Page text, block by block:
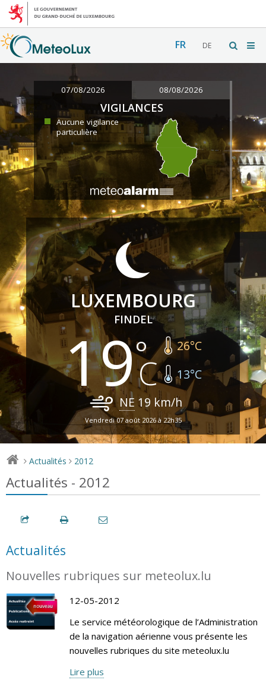
FR DE
07/08/2026 08/08/2026
VIGILANCES
Aucune vigilance
particulière
LUXEMBOURG
FINDEL
19 26°C
13°C
NE 19 km/h
Vendredi 07 août 2026 à 22h35
> Actualités > 2012
Actualités - 2012
Actualités
Nouvelles rubriques sur meteolux.lu
12-05-2012
Le service météorologique de l’Administration
de la navigation aérienne vous présente les
nouvelles rubriques du site meteolux.lu
Lire plus